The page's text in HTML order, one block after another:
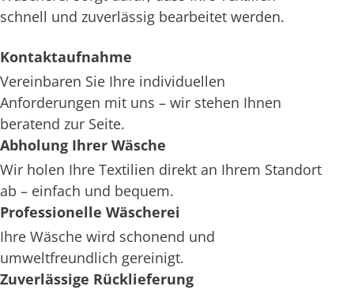
schnell und zuverlässig bearbeitet werden.
Kontaktaufnahme
Vereinbaren Sie Ihre individuellen
Anforderungen mit uns – wir stehen Ihnen
beratend zur Seite.
Abholung Ihrer Wäsche
Wir holen Ihre Textilien direkt an Ihrem Standort
ab – einfach und bequem.
Professionelle Wäscherei
Ihre Wäsche wird schonend und
umweltfreundlich gereinigt.
Zuverlässige Rücklieferung